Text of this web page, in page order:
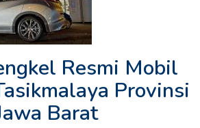
Resmi Mobil
Provinsi
Barat